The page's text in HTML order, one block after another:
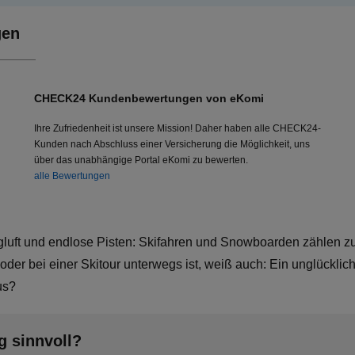
CHECK24 Kundenbewertungen von eKomi
Ihre Zufriedenheit ist unsere Mission! Daher haben alle CHECK24-
Kunden nach Abschluss einer Versicherung die Möglichkeit, uns
über das unabhängige Portal eKomi zu bewerten.
alle Bewertungen
und endlose Pisten: Skifahren und Snowboarden zählen
bei einer Skitour unterwegs ist, weiß auch: Ein
sinnvoll?